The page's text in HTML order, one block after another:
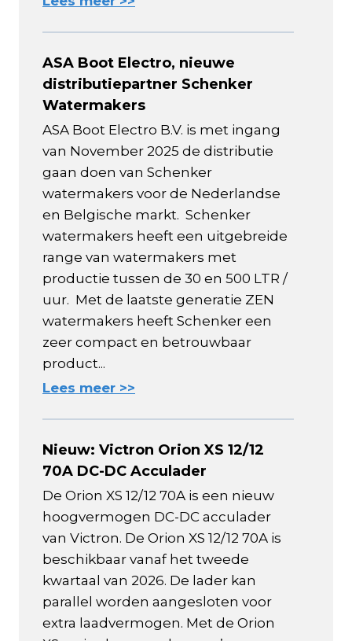
ASA Boot Electro, nieuwe
distributiepartner Schenker
Watermakers
ASA Boot Electro B.V. is met ingang
van November 2025 de distributie
gaan doen van Schenker
watermakers voor de Nederlandse
en Belgische markt. Schenker
watermakers heeft een uitgebreide
range van watermakers met
productie tussen de 30 en 500 LTR /
uur. Met de laatste generatie ZEN
watermakers heeft Schenker een
zeer compact en betrouwbaar
product...
Lees meer >>
Nieuw: Victron Orion XS 12/12
70A DC-DC Acculader
De Orion XS 12/12 70A is een nieuw
hoogvermogen DC-DC acculader
van Victron. De Orion XS 12/12 70A is
beschikbaar vanaf het tweede
kwartaal van 2026. De lader kan
parallel worden aangesloten voor
extra laadvermogen. Met de Orion